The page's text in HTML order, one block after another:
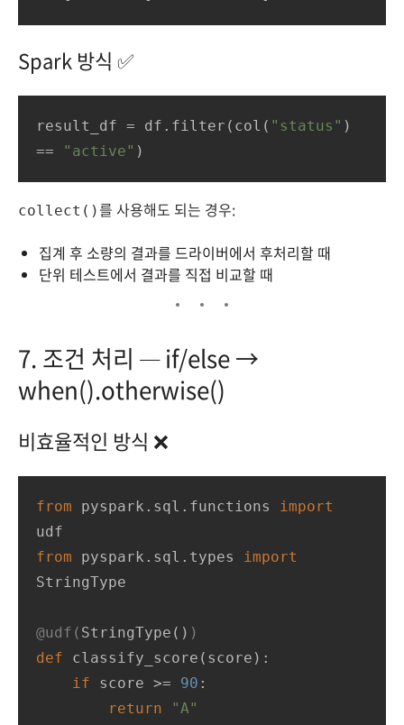
Spark 방식 ✅
result_df = df.filter(col( "status" )
==
"active" )
collect() 를 사용해도 되는 경우:
집계 후 소량의 결과를 드라이버에서 후처리할 때
단위 테스트에서 결과를 직접 비교할 때
7. 조건 처리 — if/else →
when().otherwise()
비효율적인 방식 ❌
from pyspark.sql.functions import
from pyspark.sql.types import
StringType
@udf( StringType( ) )
def
classify_score ( score ):
if score >= 90 :
return
"A"